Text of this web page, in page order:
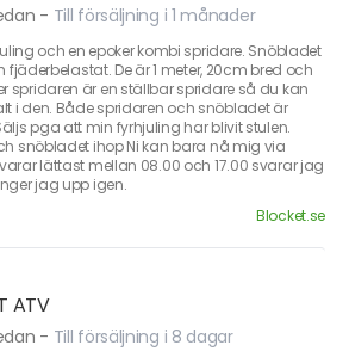
- Till försäljning i 1 månader
och en epoker kombi spridare. Snöbladet
De är 1 meter, 20cm bred och
spridaren är en ställbar spridare så du kan
i den. Både spridaren och snöbladet är
pga att min fyrhjuling har blivit stulen.
snöbladet ihop Ni kan bara nå mig via
lättast mellan 08.00 och 17.00 svarar jag
jag upp igen.
Blocket.se
ATV
- Till försäljning i 8 dagar